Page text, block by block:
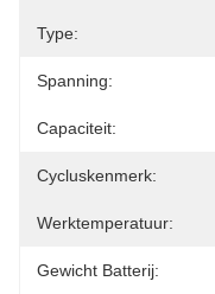
Type:
Spanning:
Capaciteit:
Cycluskenmerk:
Werktemperatuur:
Gewicht Batterij: